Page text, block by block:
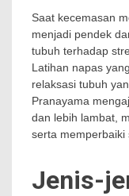
Saat kecemasan
menjadi pendek
tubuh terhadap
Latihan napas
relaksasi tubuh
Pranayama
dan lebih lambat,
serta memperbaiki
Jenis-